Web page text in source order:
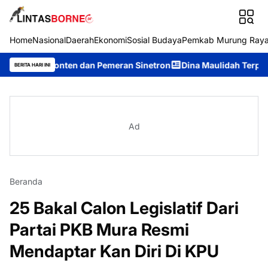
HomeNasionalDaerahEkonomiSosial BudayaPemkab Murung
BERITA HARI INI
dan Pemeran Sinetron Dina Maulidah Terpilih Aklamasi
Ad
Beranda
25 Bakal Calon Legislatif Dari
Partai PKB Mura Resmi
Mendaptar Kan Diri Di KPU